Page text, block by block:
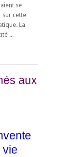
se
sur cette
La
...
aux
vie